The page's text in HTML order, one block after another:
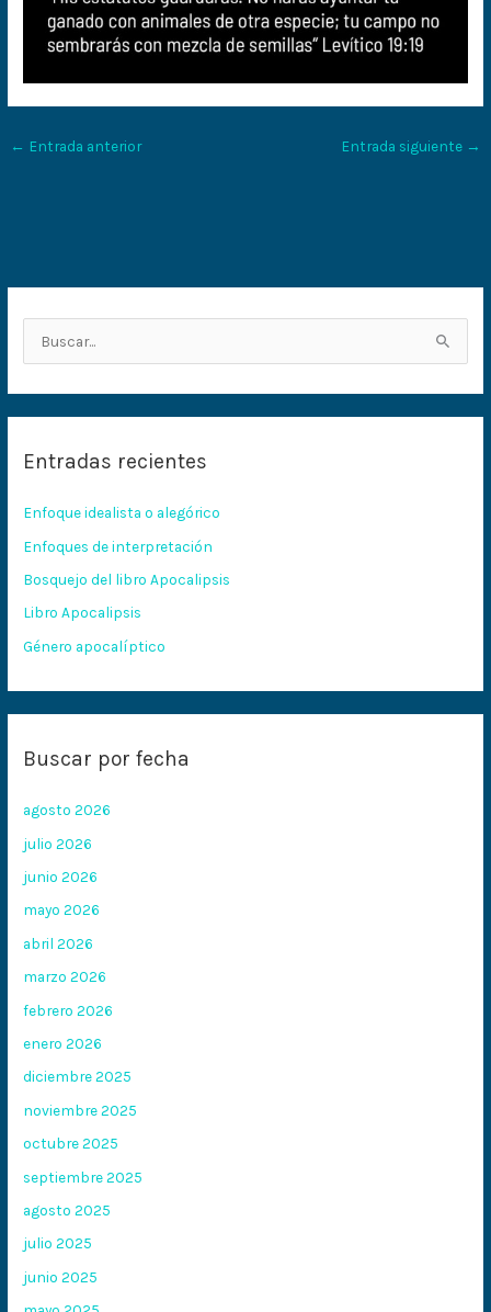
← Entrada anterior Entrada siguiente →
a
p
o
r
:
Entradas recientes
Enfoque idealista o alegórico
Enfoques de interpretación
Bosquejo del libro Apocalipsis
Libro Apocalipsis
Género apocalíptico
Buscar por fecha
agosto 2026
julio 2026
junio 2026
mayo 2026
abril 2026
marzo 2026
febrero 2026
enero 2026
diciembre 2025
noviembre 2025
octubre 2025
septiembre 2025
agosto 2025
julio 2025
junio 2025